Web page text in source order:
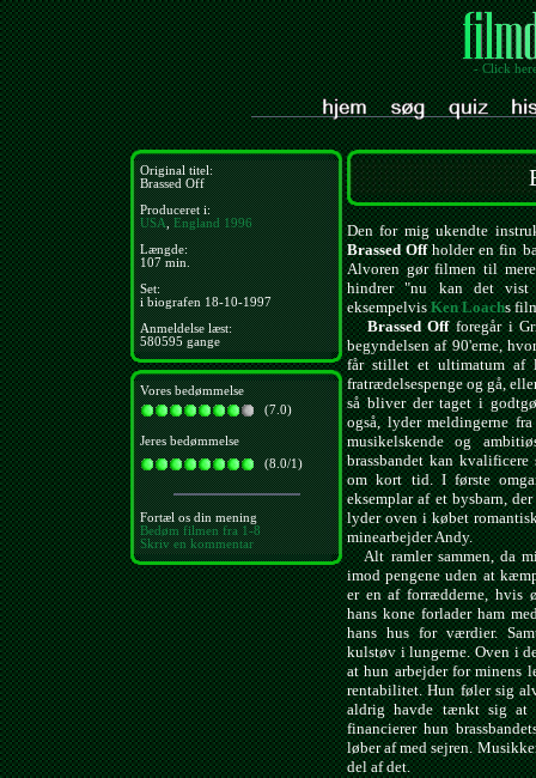
- Click
Original titel:
Brassed Off
Produceret i:
USA,England 1996
Længde:
107 min.
Set:
i biografen 18-10-1997
Anmeldelse læst:
580595 gange
Vores bedømmelse
(7.0)
Jeres bedømmelse
(8.0/1)
Fortæl os din mening
Bedøm filmen fra 1-8
Skriv en kommentar
Den for mig ukendte
Brassed Offholder en fin
Alvoren gør filmen til
hindrer "nu kan det vist
eksempelvisKen Loachs
Brassed Offforegår i
begyndelsen af 90'erne,
får stillet et ultimatum af
fratrædelsespenge og gå,
så bliver der taget i
også, lyder meldingerne
musikelskende og
brassbandet kan
om kort tid. I første
eksemplar af et bysbarn,
lyder oven i købet
minearbejder Andy.
Alt ramler sammen, da
imod pengene uden at
er en af forrædderne, hvis
hans kone forlader ham
hans hus for værdier.
kulstøv i lungerne. Oven i
at hun arbejder for minens
rentabilitet. Hun føler sig
aldrig havde tænkt sig at
financierer hun
løber af med sejren.
del af det.